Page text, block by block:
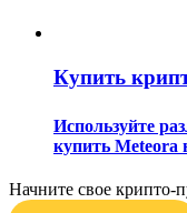
Торговые
Узнайте, как
Купить
Используйте
купить Meteora
Начните свое крипто-